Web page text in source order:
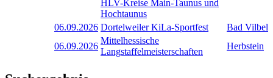
HLV-Kreise Main-Taunus und
Hochtaunus
06.09.2026 Dortelweiler KiLa-Sportfest
Bad Vilbel
06.09.2026
Mittelhessische
Langstaffelmeisterschaften
Herbstein